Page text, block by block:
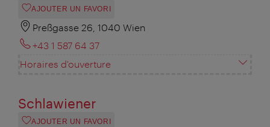
AJOUTER UN FAVORI
Preßgasse 26, 1040 Wien
+43 1 587 64 37
Horaires d'ouverture
Schlawiener
AJOUTER UN FAVORI